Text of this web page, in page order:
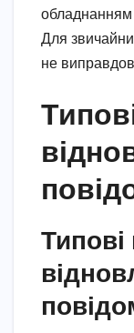
обладнанням
Для
не